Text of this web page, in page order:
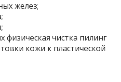
желез;
физическая чистка пилинг
кожи к пластической